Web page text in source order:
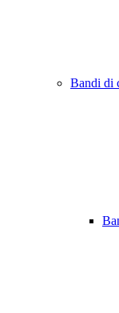
Bandi di